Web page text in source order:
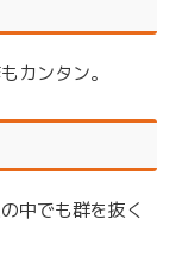
カンタン。
中でも群を抜く